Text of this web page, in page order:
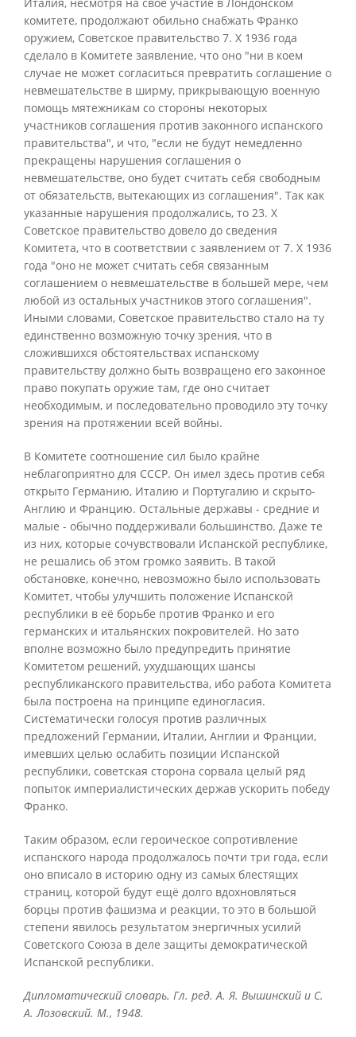
комитете, продолжают обильно снабжать Франко
оружием, Советское правительство 7. X 1936 года
сделало в Комитете заявление, что оно "ни в коем
случае не может согласиться превратить соглашение о
невмешательстве в ширму, прикрывающую военную
помощь мятежникам со стороны некоторых
участников соглашения против законного испанского
правительства", и что, "если не будут немедленно
прекращены нарушения соглашения о
невмешательстве, оно будет считать себя свободным
от обязательств, вытекающих из соглашения". Так как
указанные нарушения продолжались, то 23. X
Советское правительство довело до сведения
Комитета, что в соответствии с заявлением от 7. X 1936
года "оно не может считать себя связанным
соглашением о невмешательстве в большей мере, чем
любой из остальных участников этого соглашения".
Иными словами, Советское правительство стало на ту
единственно возможную точку зрения, что в
сложившихся обстоятельствах испанскому
правительству должно быть возвращено его законное
право покупать оружие там, где оно считает
необходимым, и последовательно проводило эту точку
зрения на протяжении всей войны.
В Комитете соотношение сил было крайне
неблагоприятно для СССР. Он имел здесь против себя
открыто Германию, Италию и Португалию и скрыто-
Англию и Францию. Остальные державы - средние и
малые - обычно поддерживали большинство. Даже те
из них, которые сочувствовали Испанской республике,
не решались об этом громко заявить. В такой
обстановке, конечно, невозможно было использовать
Комитет, чтобы улучшить положение Испанской
республики в её борьбе против Франко и его
германских и итальянских покровителей. Но зато
вполне возможно было предупредить принятие
Комитетом решений, ухудшающих шансы
республиканского правительства, ибо работа Комитета
была построена на принципе единогласия.
Систематически голосуя против различных
предложений Германии, Италии, Англии и Франции,
имевших целью ослабить позиции Испанской
республики, советская сторона сорвала целый ряд
попыток империалистических держав ускорить победу
Франко.
Таким образом, если героическое сопротивление
испанского народа продолжалось почти три года, если
оно вписало в историю одну из самых блестящих
страниц, которой будут ещё долго вдохновляться
борцы против фашизма и реакции, то это в большой
степени явилось результатом энергичных усилий
Советского Союза в деле защиты демократической
Испанской республики.
Дипломатический словарь. Гл. ред. А. Я. Вышинский и С.
А. Лозовский. М., 1948.